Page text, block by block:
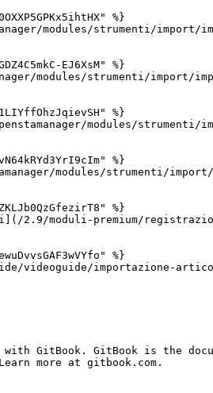
%}
modules/strumenti/import/
EJ6XsM" %}
modules/strumenti/import/
%}
modules/
%}
modules/strumenti/
%}
2.9/moduli-premium/
%}
videoguide/importazione-
GitBook. GitBook is the
more at gitbook.com.